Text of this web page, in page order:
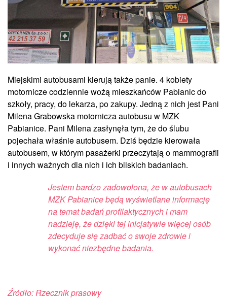
Miejskimi autobusami kierują także panie. 4 kobiety
motornicze codziennie wożą mieszkańców Pabianic do
szkoły, pracy, do lekarza, po zakupy. Jedną z nich jest Pani
Milena Grabowska motornicza autobusu w MZK
Pabianice. Pani Milena zasłynęła tym, że do ślubu
pojechała właśnie autobusem. Dziś będzie kierowała
autobusem, w którym pasażerki przeczytają o mammografii
i innych ważnych dla nich i ich bliskich badaniach.
Jestem bardzo zadowolona, że w autobusach
MZK Pabianice będą wyświetlane informację
na temat badań profilaktycznych i mam
nadzieję, że dzięki tej inicjatywie więcej osób
zdecyduje się zadbać o swoje zdrowie i
wykonać niezbędne badania.
Źródło: Rzecznik prasowy